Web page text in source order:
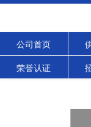
公司首页
荣誉认证